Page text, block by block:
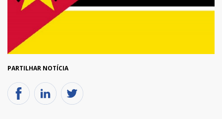
PARTILHAR NOTÍCIA